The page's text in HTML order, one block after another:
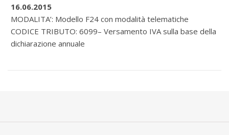
16.06.2015
MODALITA’: Modello F24 con modalità telematiche
CODICE TRIBUTO: 6099– Versamento IVA sulla base della
dichiarazione annuale